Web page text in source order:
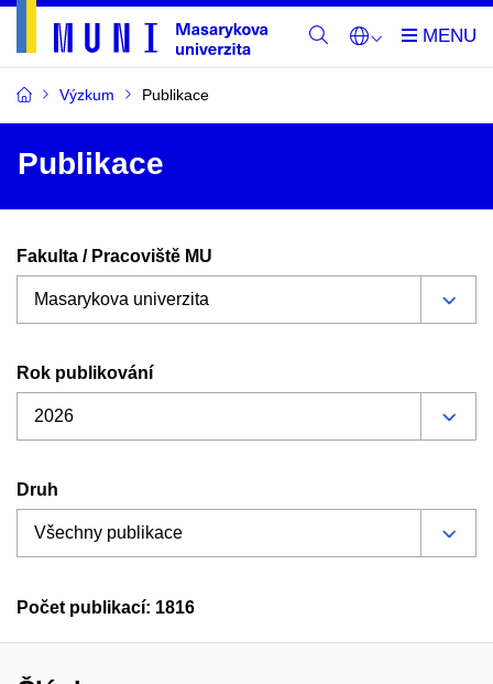
Výzkum Publikace
Publikace
Fakulta / Pracoviště MU
Rok publikování
Druh
Počet publikací: 1816